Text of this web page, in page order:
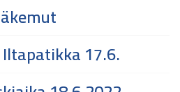
17.6.